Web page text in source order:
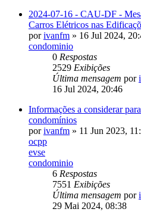
2024-07-16 - CAU-DF -
Carros Elétricos nas
porivanfm » 16 Jul 2024,
condominio
0 Respostas
2529 Exibições
Última mensagem por
16 Jul 2024, 20:46
Informações a considerar
condomínios
porivanfm » 11 Jun 2023,
ocpp
evse
condominio
6 Respostas
7551 Exibições
Última mensagem por
29 Mai 2024, 08:38